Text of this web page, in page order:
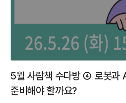
5월 사람책 수다방 ④ 로봇과
준비해야 할까요?